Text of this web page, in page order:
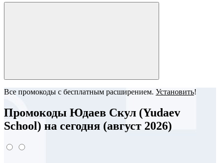
Все промокоды с бесплатным расширением. Установить!
Промокоды Юдаев Скул (Yudaev
School) на сегодня (август 2026)